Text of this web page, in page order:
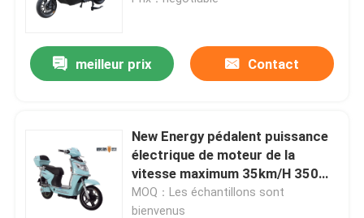
meilleur prix Contact
New Energy pédalent puissance
électrique de moteur de la
vitesse maximum 35km/H 350W
500W 800W de scooter
MOQ：Les échantillons sont
bienvenus